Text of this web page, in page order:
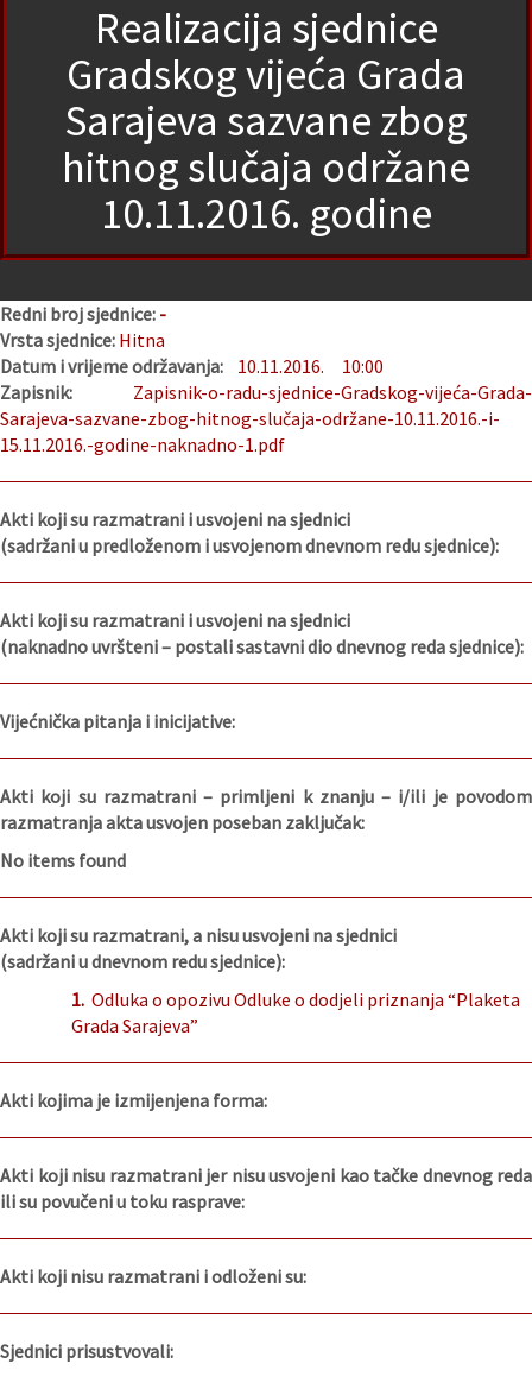
Realizacija sjednice
Gradskog vijeća Grada
Sarajeva sazvane zbog
hitnog slučaja održane
10.11.2016. godine
Redni broj sjednice: -
Vrsta sjednice: Hitna
Datum i vrijeme održavanja:
10.11.2016.
10:00
Zapisnik:
Zapisnik-o-radu-sjednice-Gradskog-vijeća-Grada-
Sarajeva-sazvane-zbog-hitnog-slučaja-održane-10.11.2016.-i-
15.11.2016.-godine-naknadno-1.pdf
Akti koji su razmatrani i usvojeni na sjednici
(sadržani u predloženom i usvojenom dnevnom redu sjednice):
Akti koji su razmatrani i usvojeni na sjednici
(naknadno uvršteni – postali sastavni dio dnevnog reda sjednice):
Vijećnička pitanja i inicijative:
Akti koji su razmatrani – primljeni k znanju – i/ili je povodom
razmatranja akta usvojen poseban zaključak:
No items found
Akti koji su razmatrani, a nisu usvojeni na sjednici
(sadržani u dnevnom redu sjednice):
1. Odluka o opozivu Odluke o dodjeli priznanja “Plaketa
Grada Sarajeva”
Akti kojima je izmijenjena forma:
Akti koji nisu razmatrani jer nisu usvojeni kao tačke dnevnog reda
ili su povučeni u toku rasprave:
Akti koji nisu razmatrani i odloženi su:
Sjednici prisustvovali: